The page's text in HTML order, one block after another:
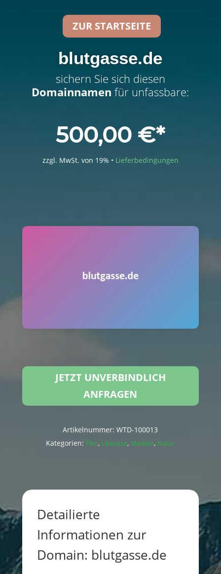
blutgasse.de
sichern Sie sich diesen
Domainnamen für unfassbare:
500,00 €
zzgl. MwSt. von 19% • Lieferbedingungen
JETZT UNVERBINDLICH
ANFRAGEN
Artikelnummer:WTD-100013
Kategorien: Film, Literatur, Medizin, Natur
Detailierte
Informationen zur
Domain: blutgasse.de
ZUR STARTSEITE